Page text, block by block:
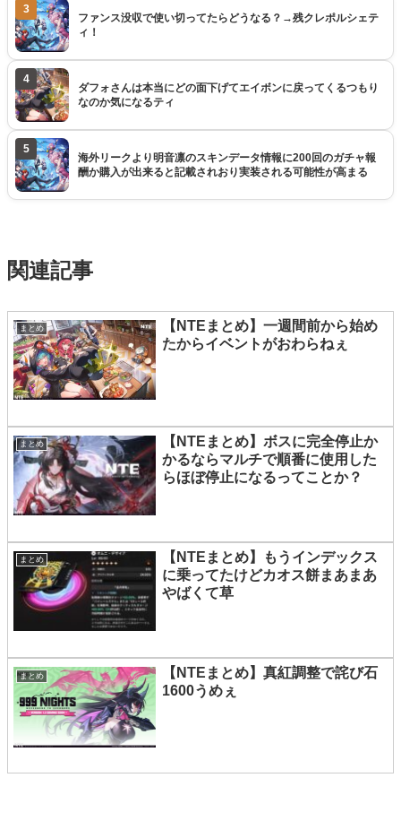
3
ファンス没収で使い切ってたらどうなる？→残クレポルシェテ
ィ！
4
ダフォさんは本当にどの面下げてエイボンに戻ってくるつもり
なのか気になるティ
5
海外リークより明音凛のスキンデータ情報に200回のガチャ報
酬か購入が出来ると記載されおり実装される可能性が高まる
関連記事
まとめ
【NTEまとめ】一週間前から始め
たからイベントがおわらねぇ
まとめ
【NTEまとめ】ボスに完全停止か
かるならマルチで順番に使用した
らほぼ停止になるってことか？
まとめ
【NTEまとめ】もうインデックス
に乗ってたけどカオス餅まあまあ
やばくて草
まとめ
【NTEまとめ】真紅調整で詫び石
1600うめぇ